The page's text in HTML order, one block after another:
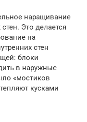
наращивание
Это делается
на
стен
блоки
в наружные
«мостиков
кусками